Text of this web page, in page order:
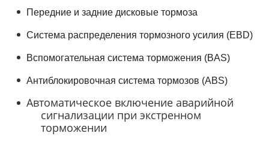
Передние и задние дисковые тормоза
Система распределения тормозного усилия (EBD)
Вспомогательная система торможения (BAS)
Антиблокировочная система тормозов (ABS)
Автоматическое включение аварийной
сигнализации при экстренном
торможении